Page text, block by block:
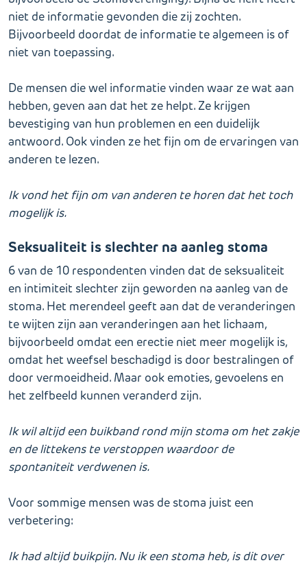
niet de informatie gevonden die zij zochten.
Bijvoorbeeld doordat de informatie te algemeen is of
niet van toepassing.
De mensen die wel informatie vinden waar ze wat aan
hebben, geven aan dat het ze helpt. Ze krijgen
bevestiging van hun problemen en een duidelijk
antwoord. Ook vinden ze het fijn om de ervaringen van
anderen te lezen.
Ik vond het fijn om van anderen te horen dat het toch
mogelijk is.
Seksualiteit is slechter na aanleg stoma
6 van de 10 respondenten vinden dat de seksualiteit
en intimiteit slechter zijn geworden na aanleg van de
stoma. Het merendeel geeft aan dat de veranderingen
te wijten zijn aan veranderingen aan het lichaam,
bijvoorbeeld omdat een erectie niet meer mogelijk is,
omdat het weefsel beschadigd is door bestralingen of
door vermoeidheid. Maar ook emoties, gevoelens en
het zelfbeeld kunnen veranderd zijn.
Ik wil altijd een buikband rond mijn stoma om het zakje
en de littekens te verstoppen waardoor de
spontaniteit verdwenen is.
Voor sommige mensen was de stoma juist een
verbetering:
Ik had altijd buikpijn. Nu ik een stoma heb, is dit over